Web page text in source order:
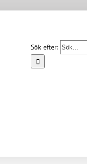
Sök efter: